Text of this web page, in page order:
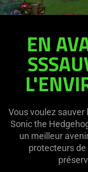
RAZER
HEDGEHOG
EN
Vous voulez sauver
Sonic the
un meilleur
protecteurs